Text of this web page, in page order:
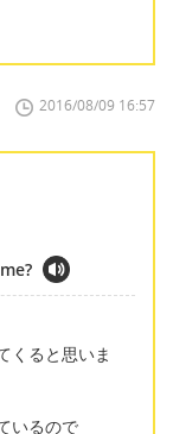
2016/08/09 16:57
くると思いま
いるので